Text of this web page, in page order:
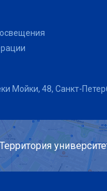
Мойки, 48, Санкт-
Территория